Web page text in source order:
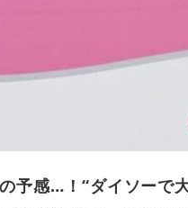
予感…！“ダイソーで